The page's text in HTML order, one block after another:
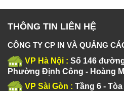
THÔNG TIN LIÊN HỆ
CÔNG TY CP IN VÀ QUẢNG
VP Hà Nội : Số 146
Phường Định Công - Hoàng
VP Sài Gòn : Tầng 6 -